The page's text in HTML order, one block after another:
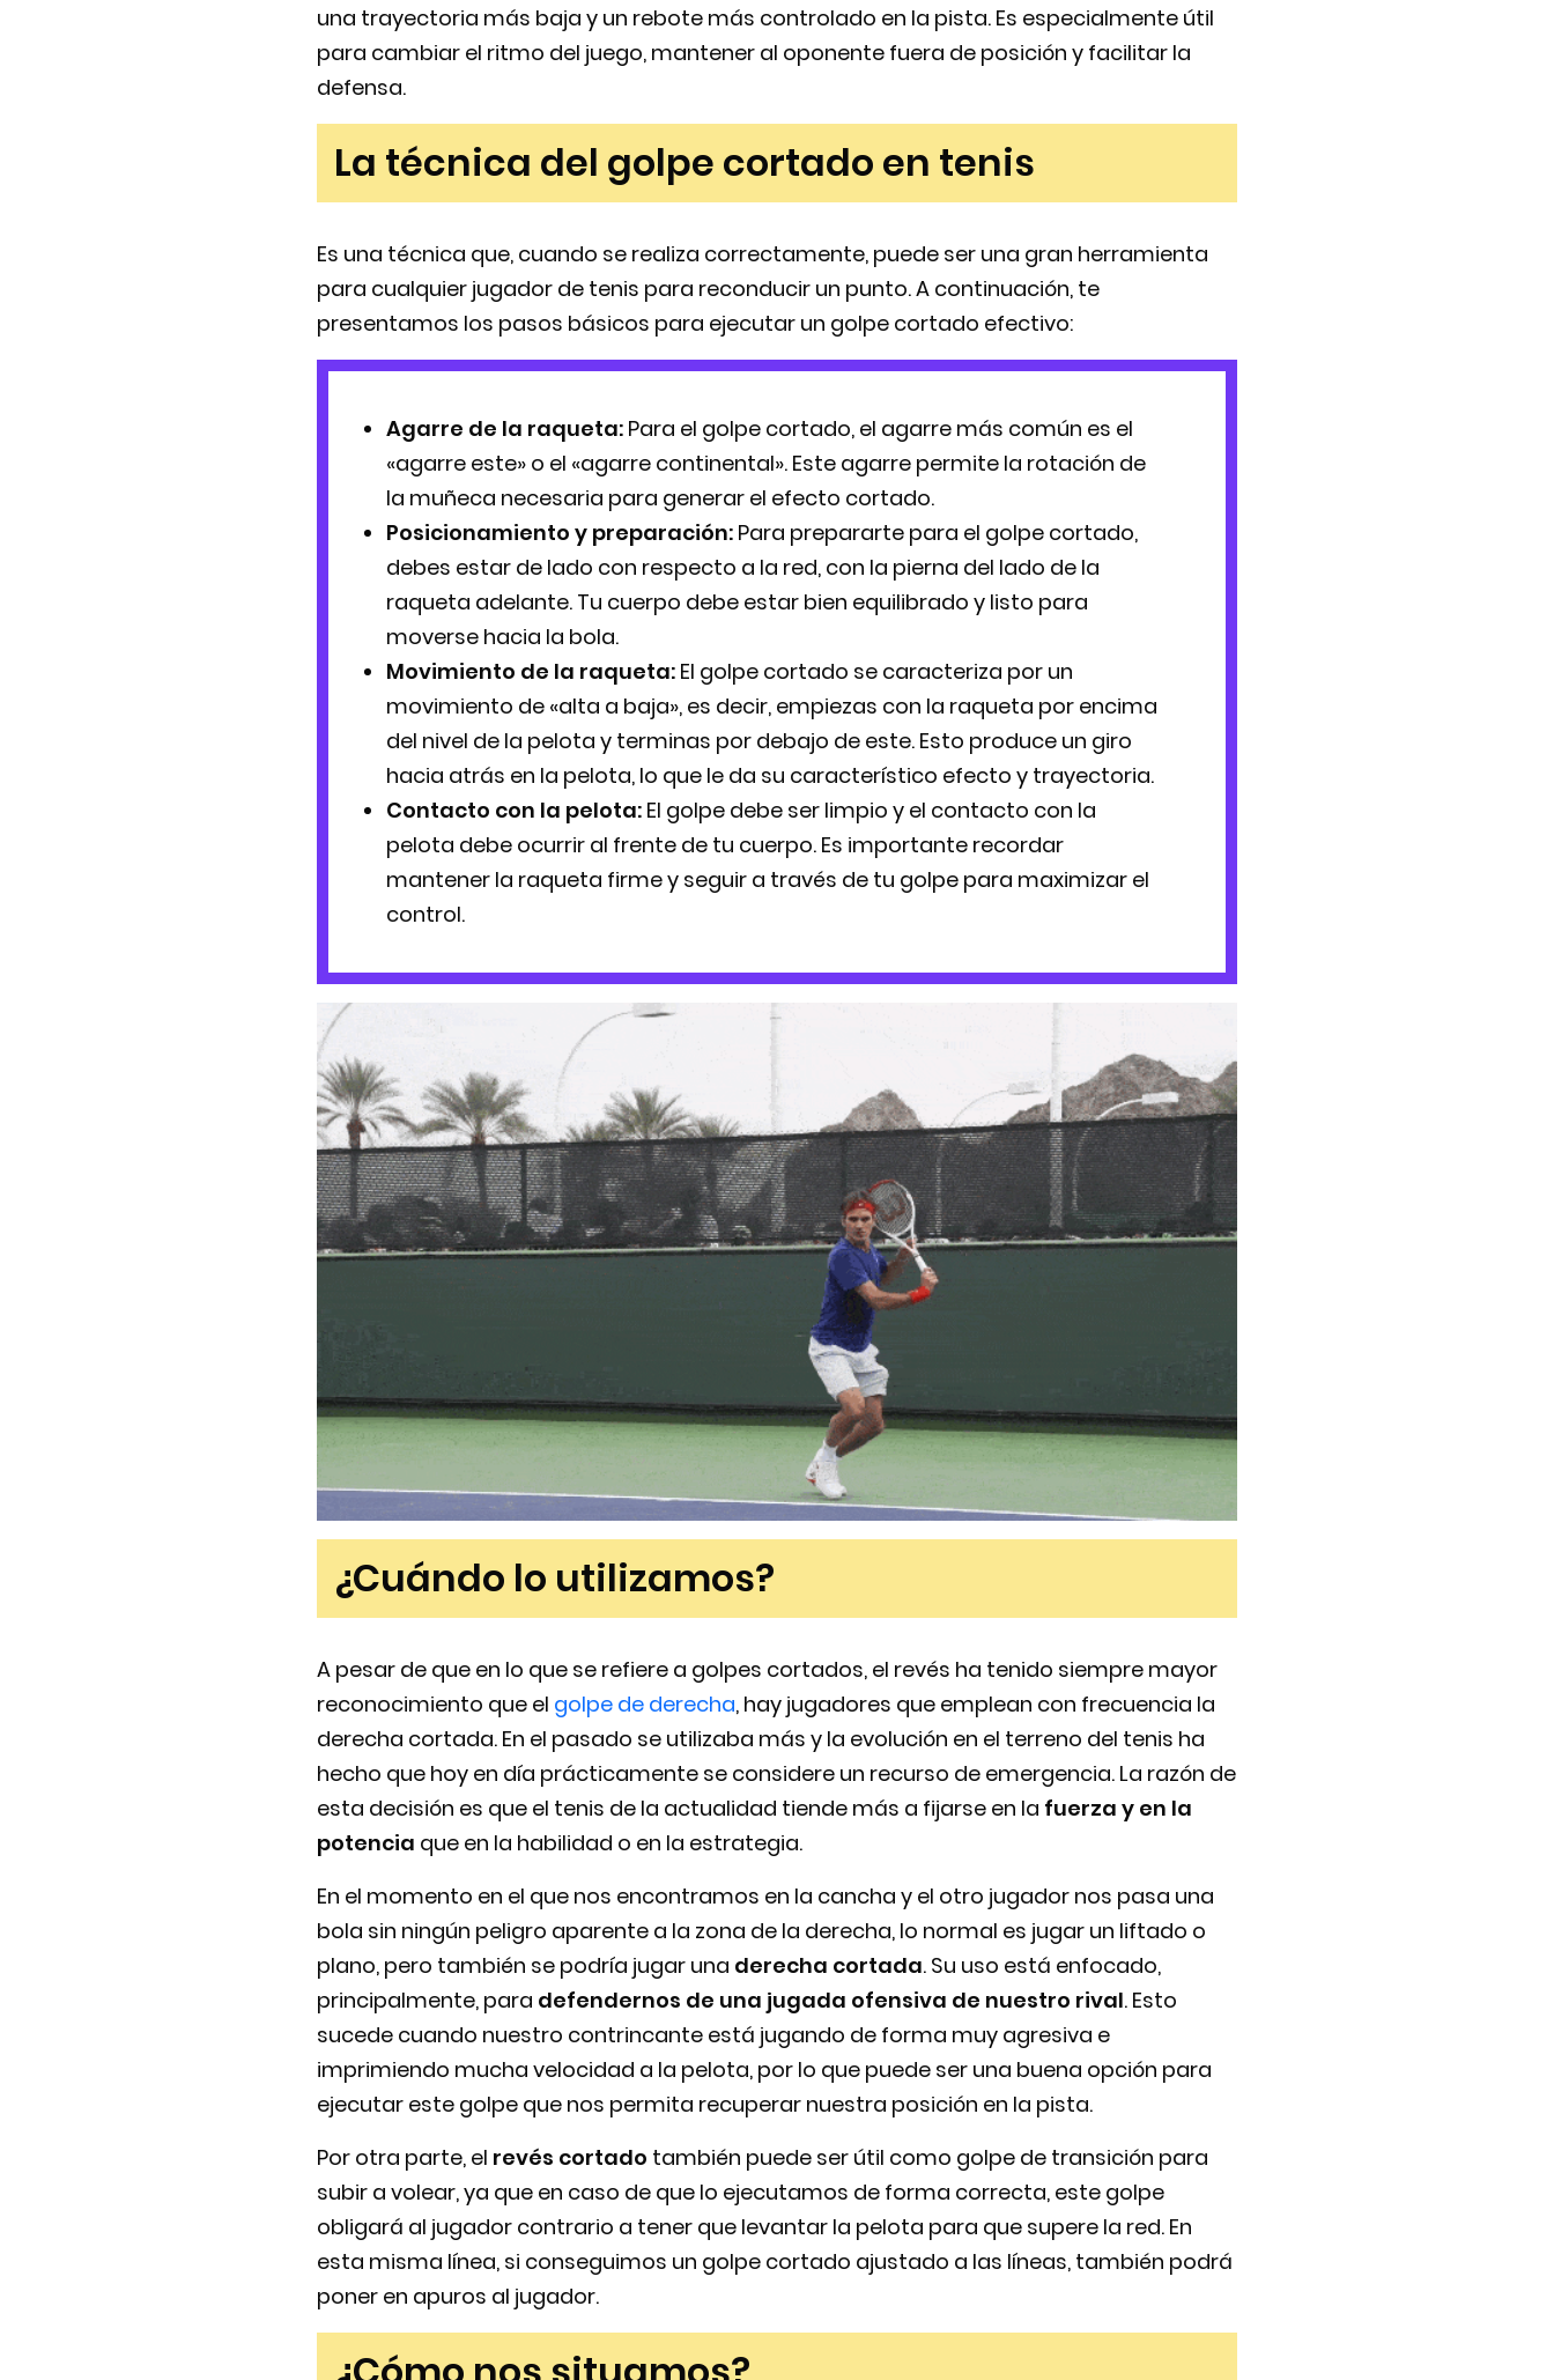
una trayectoria más baja y un rebote más controlado en la pista. Es especialmente útil
para cambiar el ritmo del juego, mantener al oponente fuera de posición y facilitar la
defensa.
La técnica del golpe cortado en tenis
Es una técnica que, cuando se realiza correctamente, puede ser una gran herramienta
para cualquier jugador de tenis para reconducir un punto. A continuación, te
presentamos los pasos básicos para ejecutar un golpe cortado efectivo:
Agarre de la raqueta: Para el golpe cortado, el agarre más común es el
«agarre este» o el «agarre continental». Este agarre permite la rotación de
la muñeca necesaria para generar el efecto cortado.
Posicionamiento y preparación: Para prepararte para el golpe cortado,
debes estar de lado con respecto a la red, con la pierna del lado de la
raqueta adelante. Tu cuerpo debe estar bien equilibrado y listo para
moverse hacia la bola.
Movimiento de la raqueta: El golpe cortado se caracteriza por un
movimiento de «alta a baja», es decir, empiezas con la raqueta por encima
del nivel de la pelota y terminas por debajo de este. Esto produce un giro
hacia atrás en la pelota, lo que le da su característico efecto y trayectoria.
Contacto con la pelota: El golpe debe ser limpio y el contacto con la
pelota debe ocurrir al frente de tu cuerpo. Es importante recordar
mantener la raqueta firme y seguir a través de tu golpe para maximizar el
control.
¿Cuándo lo utilizamos?
A pesar de que en lo que se refiere a golpes cortados, el revés ha tenido siempre mayor
reconocimiento que el golpe de derecha, hay jugadores que emplean con frecuencia la
derecha cortada. En el pasado se utilizaba más y la evolución en el terreno del tenis ha
hecho que hoy en día prácticamente se considere un recurso de emergencia. La razón de
esta decisión es que el tenis de la actualidad tiende más a fijarse en la fuerza y en la
potencia que en la habilidad o en la estrategia.
En el momento en el que nos encontramos en la cancha y el otro jugador nos pasa una
bola sin ningún peligro aparente a la zona de la derecha, lo normal es jugar un liftado o
plano, pero también se podría jugar una derecha cortada. Su uso está enfocado,
principalmente, para defendernos de una jugada ofensiva de nuestro rival. Esto
sucede cuando nuestro contrincante está jugando de forma muy agresiva e
imprimiendo mucha velocidad a la pelota, por lo que puede ser una buena opción para
ejecutar este golpe que nos permita recuperar nuestra posición en la pista.
Por otra parte, el revés cortado también puede ser útil como golpe de transición para
subir a volear, ya que en caso de que lo ejecutamos de forma correcta, este golpe
obligará al jugador contrario a tener que levantar la pelota para que supere la red. En
esta misma línea, si conseguimos un golpe cortado ajustado a las líneas, también podrá
poner en apuros al jugador.